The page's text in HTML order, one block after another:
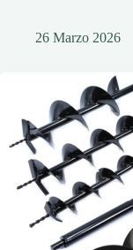
26 Marzo 2026